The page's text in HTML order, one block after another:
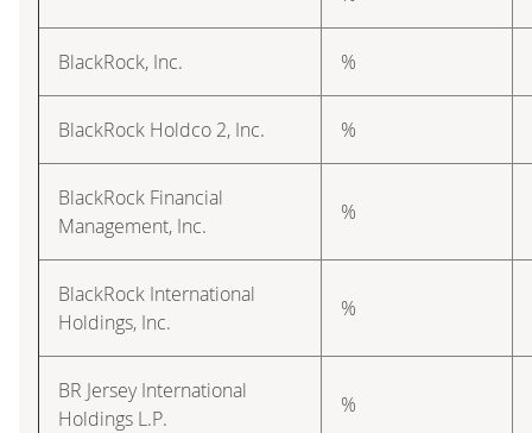
BlackRock, Inc. %
BlackRock Holdco 2, Inc. %
BlackRock Financial
Management, Inc.
%
BlackRock International
Holdings, Inc.
%
BR Jersey International
Holdings L.P.
%